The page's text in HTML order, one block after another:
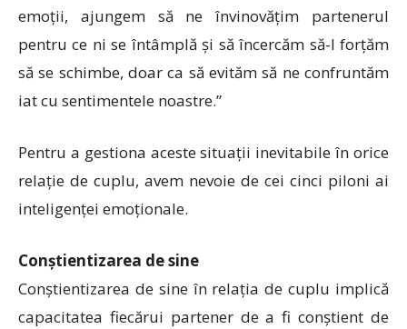
emoții, ajungem să ne învinovățim partenerul
pentru ce ni se întâmplă și să încercăm să-l forțăm
să se schimbe, doar ca să evităm să ne confruntăm
iat cu sentimentele noastre.”
Pentru a gestiona aceste situații inevitabile în orice
relație de cuplu, avem nevoie de cei cinci piloni ai
inteligenței emoționale.
Conștientizarea de sine
Conștientizarea de sine în relația de cuplu implică
capacitatea fiecărui partener de a fi conștient de